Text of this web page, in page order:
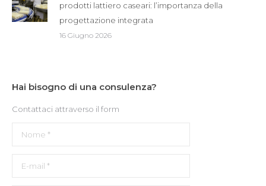
prodotti lattiero caseari: l’importanza della
progettazione integrata
16 Giugno 2026
Hai bisogno di una consulenza?
Contattaci attraverso il form
E-mail *